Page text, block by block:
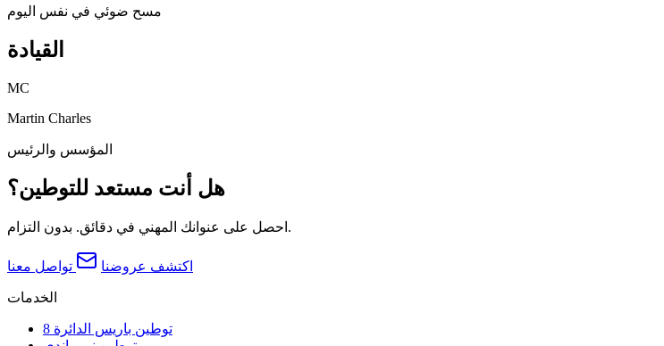
مسح ضوئي في نفس اليوم
القيادة
MC
Martin Charles
المؤسس والرئيس
هل أنت مستعد للتوطين؟
احصل على عنوانك المهني في دقائق. بدون التزام.
اكتشف عروضنا تواصل معنا
الخدمات
توطين باريس الدائرة 8